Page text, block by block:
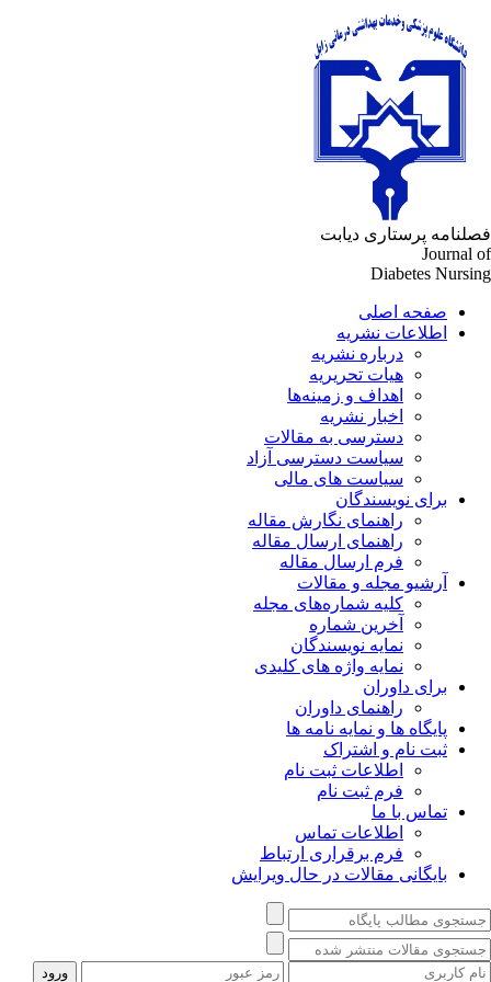
پرستاری دیابت
Journal
Diabetes
صفحه اصلی
اطلاعات نشریه
درباره نشریه
هیات تحریریه
اهداف و زمینه‌ها
اخبار نشریه
دسترسی به مقالات
سیاست دسترسی آزاد
سیاست های مالی
برای نویسندگان
راهنمای نگارش مقاله
راهنمای ارسال مقاله
فرم ارسال مقاله
آرشیو مجله و مقالات
کلیه شماره‌های مجله
آخرین شماره
نمایه نویسندگان
نمایه واژه های کلیدی
برای داوران
راهنمای داوران
پایگاه ها و نمایه نامه ها
ثبت نام و اشتراک
اطلاعات ثبت نام
فرم ثبت نام
تماس با ما
اطلاعات تماس
فرم برقراری ارتباط
بایگانی مقالات در حال ویرایش